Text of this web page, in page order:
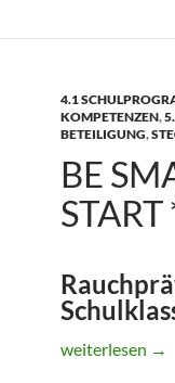
4.1
KOMPETENZEN,
BETEILIGUNG,
BE
START
Be Smart –
weiterlesen →